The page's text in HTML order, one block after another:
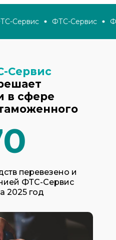
Сервис ФТС-Сервис
перевезено и
ФТС-Сервис
2025 год
Сервис
в сфере